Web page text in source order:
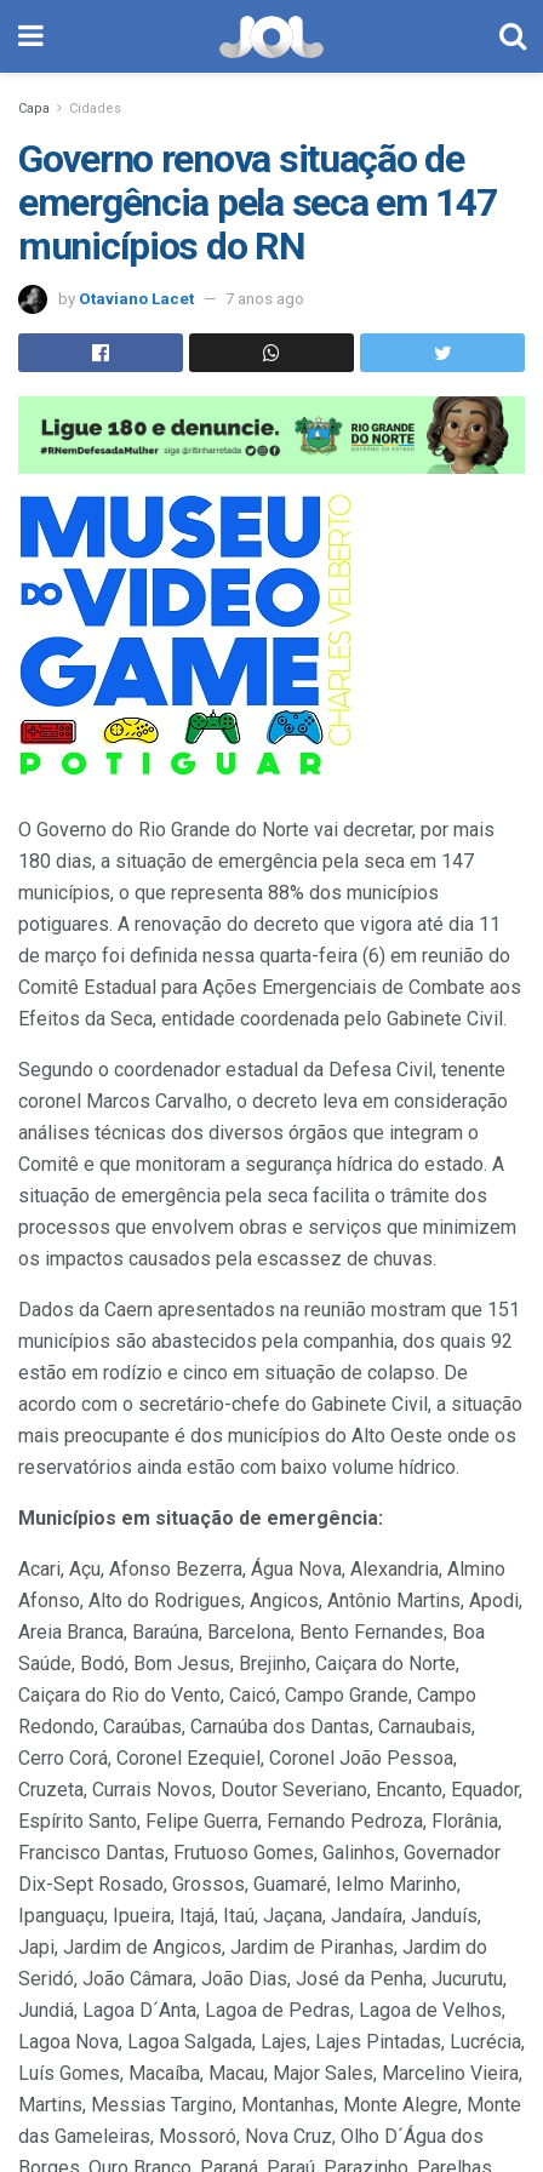
Capa Cidades
Governo renova situação de
emergência pela seca em 147
municípios do RN
by Otaviano Lacet 7 anos ago
O Governo do Rio Grande do Norte vai decretar, por mais
180 dias, a situação de emergência pela seca em 147
municípios, o que representa 88% dos municípios
potiguares. A renovação do decreto que vigora até dia 11
de março foi definida nessa quarta-feira (6) em reunião do
Comitê Estadual para Ações Emergenciais de Combate aos
Efeitos da Seca, entidade coordenada pelo Gabinete Civil.
Segundo o coordenador estadual da Defesa Civil, tenente
coronel Marcos Carvalho, o decreto leva em consideração
análises técnicas dos diversos órgãos que integram o
Comitê e que monitoram a segurança hídrica do estado. A
situação de emergência pela seca facilita o trâmite dos
processos que envolvem obras e serviços que minimizem
os impactos causados pela escassez de chuvas.
Dados da Caern apresentados na reunião mostram que 151
municípios são abastecidos pela companhia, dos quais 92
estão em rodízio e cinco em situação de colapso. De
acordo com o secretário-chefe do Gabinete Civil, a situação
mais preocupante é dos municípios do Alto Oeste onde os
reservatórios ainda estão com baixo volume hídrico.
Municípios em situação de emergência:
Acari, Açu, Afonso Bezerra, Água Nova, Alexandria, Almino
Afonso, Alto do Rodrigues, Angicos, Antônio Martins, Apodi,
Areia Branca, Baraúna, Barcelona, Bento Fernandes, Boa
Saúde, Bodó, Bom Jesus, Brejinho, Caiçara do Norte,
Caiçara do Rio do Vento, Caicó, Campo Grande, Campo
Redondo, Caraúbas, Carnaúba dos Dantas, Carnaubais,
Cerro Corá, Coronel Ezequiel, Coronel João Pessoa,
Cruzeta, Currais Novos, Doutor Severiano, Encanto, Equador,
Espírito Santo, Felipe Guerra, Fernando Pedroza, Florânia,
Francisco Dantas, Frutuoso Gomes, Galinhos, Governador
Dix-Sept Rosado, Grossos, Guamaré, Ielmo Marinho,
Ipanguaçu, Ipueira, Itajá, Itaú, Jaçana, Jandaíra, Janduís,
Japi, Jardim de Angicos, Jardim de Piranhas, Jardim do
Seridó, João Câmara, João Dias, José da Penha, Jucurutu,
Jundiá, Lagoa D´Anta, Lagoa de Pedras, Lagoa de Velhos,
Lagoa Nova, Lagoa Salgada, Lajes, Lajes Pintadas, Lucrécia,
Luís Gomes, Macaíba, Macau, Major Sales, Marcelino Vieira,
Martins, Messias Targino, Montanhas, Monte Alegre, Monte
das Gameleiras, Mossoró, Nova Cruz, Olho D´Água dos